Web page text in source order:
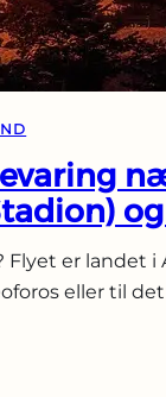
Flyet er landet
eller til